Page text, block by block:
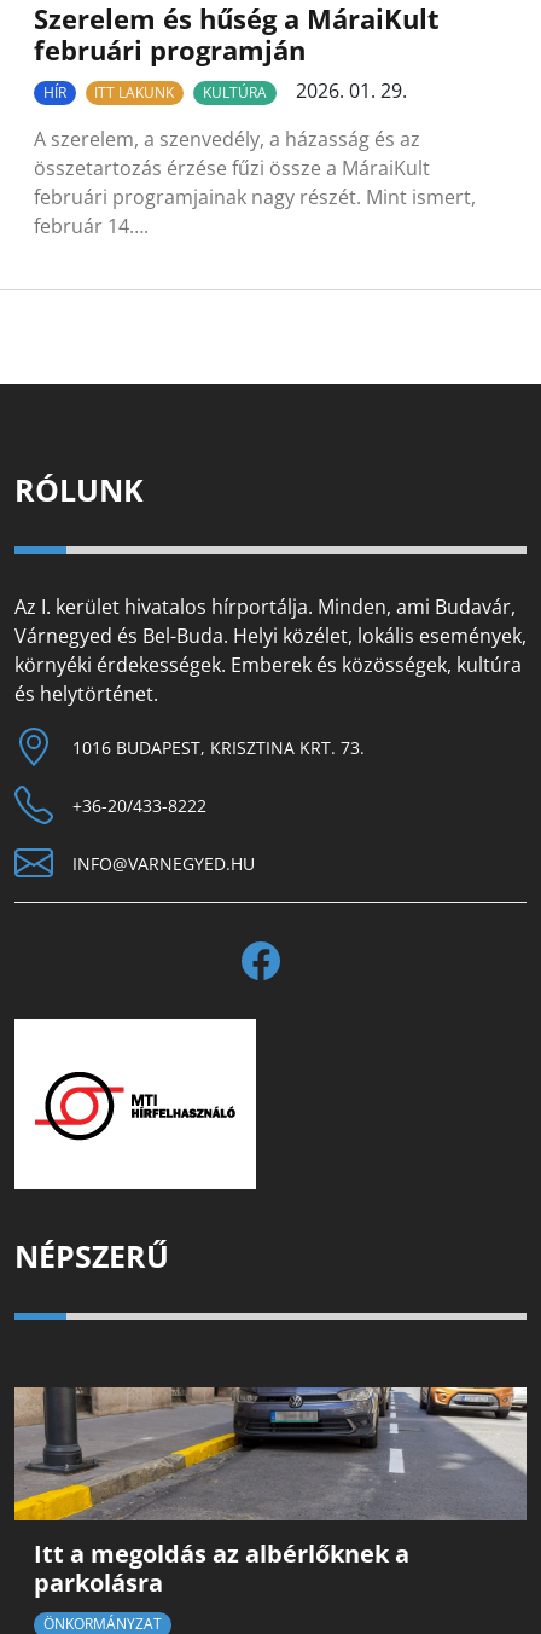
Szerelem és hűség a MáraiKult
februári programján
HÍR ITT LAKUNK KULTÚRA
2026. 01. 29.
A szerelem, a szenvedély, a házasság és az
összetartozás érzése fűzi össze a MáraiKult
februári programjainak nagy részét. Mint ismert,
február 14….
RÓLUNK
Az I. kerület hivatalos hírportálja. Minden, ami Budavár,
Várnegyed és Bel-Buda. Helyi közélet, lokális események,
környéki érdekességek. Emberek és közösségek, kultúra
és helytörténet.
1016 BUDAPEST, KRISZTINA KRT. 73.
+36-20/433-8222
INFO@VARNEGYED.HU
NÉPSZERŰ
Itt a megoldás az albérlőknek a
parkolásra
ÖNKORMÁNYZAT